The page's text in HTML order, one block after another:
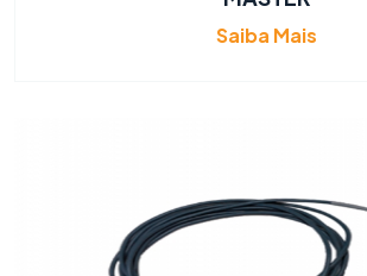
Saiba Mais